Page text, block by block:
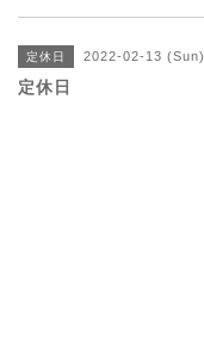
定休日 2022-02-13 (Sun)
定休日